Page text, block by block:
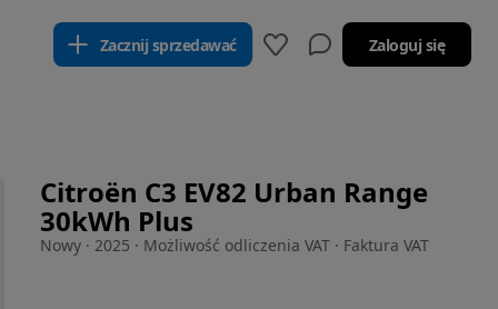
Zacznij sprzedawać Zaloguj się
Citroën C3 EV82 Urban Range
30kWh Plus
Nowy · 2025 · Możliwość odliczenia VAT · Faktura VAT